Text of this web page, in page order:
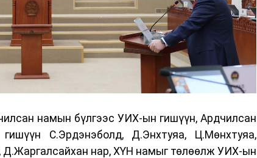
намын бүлгээс УИХ-ын гишүүн, Ардчилсан
С.Эрдэнэболд, Д.Энхтуяа, Ц.Мөнхтуяа,
Д.Жаргалсайхан нар, ХҮН намыг төлөөлж УИХ-ын